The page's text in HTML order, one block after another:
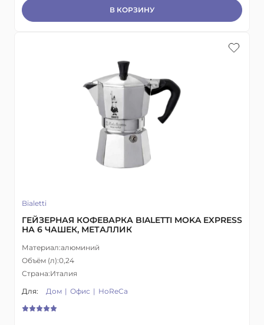
В КОРЗИНУ
Bialetti
ГЕЙЗЕРНАЯ КОФЕВАРКА BIALETTI MOKA EXPRESS
НА 6 ЧАШЕК, МЕТАЛЛИК
Материал:алюминий
Объём (л):0,24
Страна:Италия
Для:
Дом Офис HoReCa